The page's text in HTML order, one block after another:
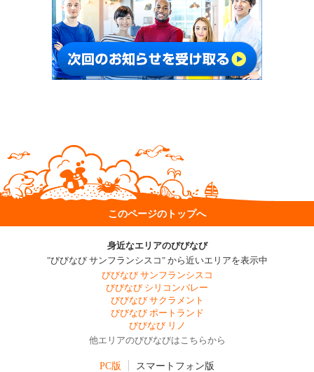
このページのトップへ
身近なエリアのびびなび
"びびなび サンフランシスコ" から近いエリアを表示中
びびなび サンフランシスコ
びびなび シリコンバレー
びびなび サクラメント
びびなび ポートランド
びびなび リノ
他エリアのびびなびはこちらから
PC版 スマートフォン版